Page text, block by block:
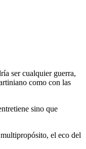
ser cualquier guerra,
como con las
sino que
el eco del